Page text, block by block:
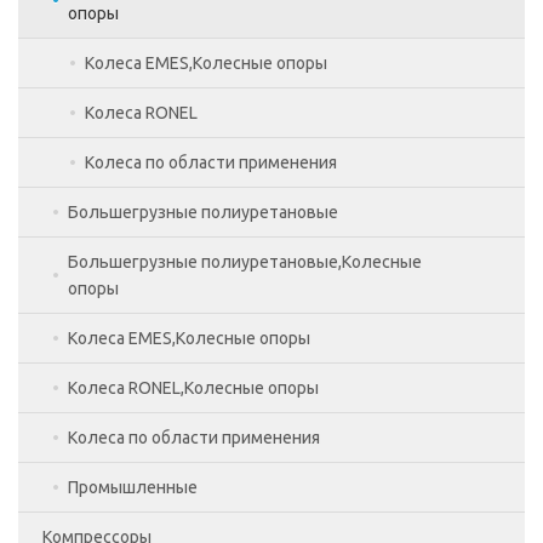
опоры
Колеса EMES,Колесные опоры
Колеса RONEL
Колеса по области применения
Большегрузные полиуретановые
Большегрузные полиуретановые,Колесные
опоры
Колеса EMES
Колеса EMES,Колесные опоры
Колеса RONEL
Колеса по области применения
Колеса EMES,Колесные опоры
Сдвоенные большегрузные колеса
Термостойкие
Колеса RONEL,Колесные опоры
Полиуретановые
Синяя резина
Колеса по области применения
Для вышек тур и строительных лесов,Колесные
Промышленные
Компрессоры